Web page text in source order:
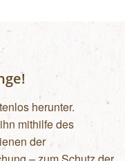
herunter.
mithilfe des
der